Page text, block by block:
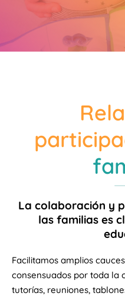
La colaboración y
las familias es
Facilitamos amplios
consensuados por toda la
tutorías, reuniones,